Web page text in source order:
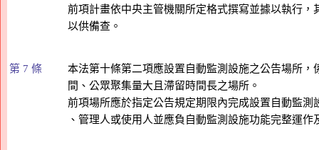
前項計畫依中央主管機關所定格式撰寫並據以執行，
第 7 條
本法第十條第二項應設置自動監測設施之公告場所，
間、公眾聚集量大且滯留時間長之場所。
前項場所應於指定公告規定期限內完成設置自動監測